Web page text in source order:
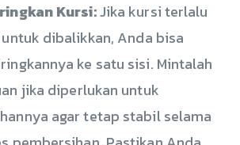
Kursi:Jika kursi terlalu
dibalikkan, Anda bisa
ke satu sisi. Mintalah
jika diperlukan untuk
agar tetap stabil selama